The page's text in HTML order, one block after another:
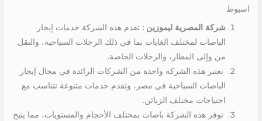
اسيوط
شركة المصرية ليموزين : تقدم هذه الشركة خدمات إيجار
الباصات لمختلف الغايات بما في ذلك الرحلات السياحية، والنقل
من وإلى المطار، والرحلات الخاصة.
تعتبر هذه الشركة واحدة من الشركات الرائدة في مجال إيجار
الباصات السياحية في مصر، وتقدم خدمات متنوعة تتناسب مع
احتياجات مختلف الزبائن.
توفر هذه الشركة باصات بمختلف الأحجام والمستويات، مما يتيح